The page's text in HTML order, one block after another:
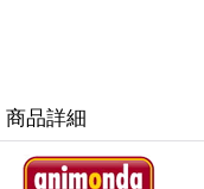
商品詳細